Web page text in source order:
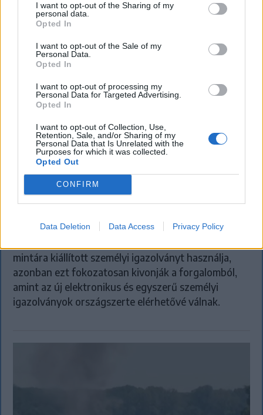
I want to opt-out of the Sharing of my
personal data.
Opted In
I want to opt-out of the Sale of my
Personal Data.
Opted In
I want to opt-out of processing my
Personal Data for Targeted Advertising.
Opted In
I want to opt-out of Collection, Use,
Retention, Sale, and/or Sharing of my
Personal Data that Is Unrelated with the
Purposes for which it was collected.
Opted Out
CONFIRM
Data Deletion Data Access Privacy Policy
KRÓNIKA
Meddig használható még a régi
személyi?
mintára kiállított személyi igazolványt használja,
azonban ezt fokozatosan kivonják a forgalomból,
amint az új elektronikus és egyszerű személyi
igazolványok országszerte elérhetővé válnak.